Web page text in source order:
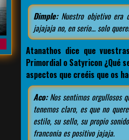
Dimple:Nuestro objetivo era
jajajaja no, en serio… solo
Atanathos dice que
Primordial o Satyricon ¿Qué
aspectos que creéis que os
Aco:Nos sentimos orgullosos
tenemos claro, es que no
estilo, su sello, su propio
franconia es positivo jajaja.